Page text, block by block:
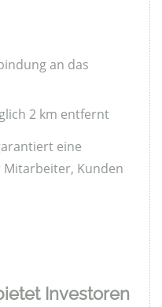
an das
2 km entfernt
eine
Kunden
Investoren